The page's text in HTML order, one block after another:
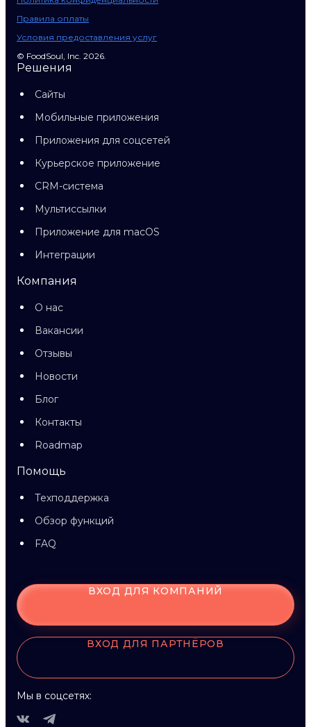
Правила оплаты
Условия предоставления услуг
© FoodSoul, Inc. 2026.
Решения
Сайты
Мобильные приложения
Приложения для соцсетей
Курьерское приложение
CRM-система
Мультиссылки
Приложение для macOS
Интеграции
Компания
О нас
Вакансии
Отзывы
Новости
Блог
Контакты
Roadmap
Помощь
Техподдержка
Обзор функций
FAQ
ВХОД ДЛЯ КОМПАНИЙ
ВХОД ДЛЯ ПАРТНЁРОВ
Мы в соцсетях: